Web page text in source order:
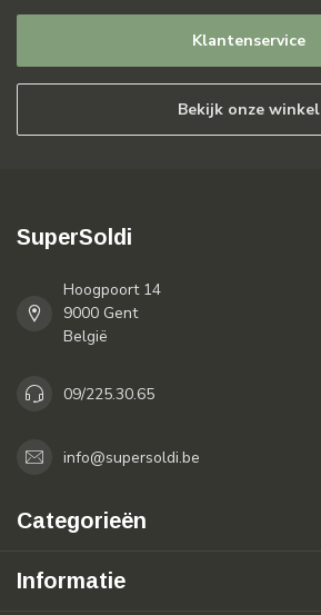
Klantenservice
Bekijk onze winkel
SuperSoldi
Hoogpoort 14
9000 Gent
België
09/225.30.65
info@supersoldi.be
Categorieën
Informatie